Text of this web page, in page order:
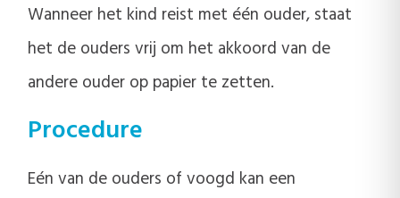
Wanneer het kind reist met één ouder, staat
het de ouders vrij om het akkoord van de
andere ouder op papier te zetten.
Procedure
Eén van de ouders of voogd kan een